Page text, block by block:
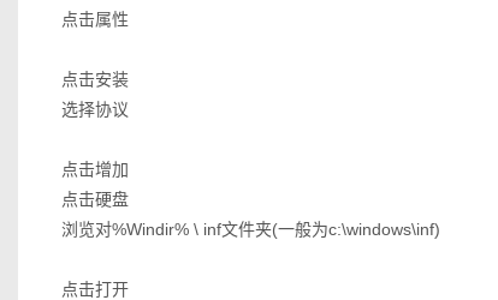
点击属性
点击安装
选择协议
点击增加
点击硬盘
浏览对%Windir% \ inf文件夹(一般为c:\windows\inf)
点击打开